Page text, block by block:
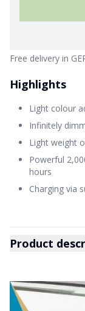
Free delivery in
Highlights
Light colour
Infinitely
Light weight
Powerful
hours
Charging via
Product